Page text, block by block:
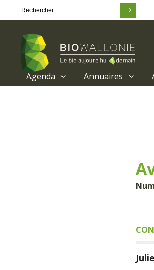
Agenda Annuaires